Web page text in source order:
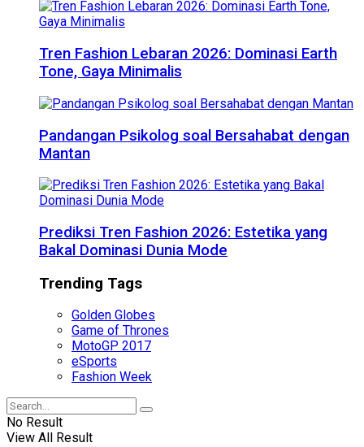
Tren Fashion Lebaran 2026: Dominasi Earth
Tone, Gaya Minimalis
Pandangan Psikolog soal Bersahabat dengan
Mantan
Prediksi Tren Fashion 2026: Estetika yang
Bakal Dominasi Dunia Mode
Trending Tags
Golden Globes
Game of Thrones
MotoGP 2017
eSports
Fashion Week
No Result
View All Result